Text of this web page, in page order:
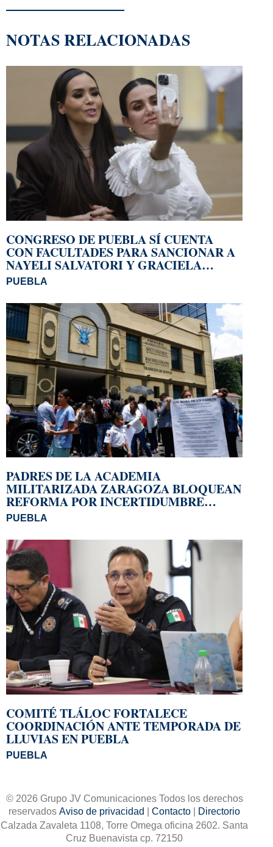
NOTAS RELACIONADAS
CONGRESO DE PUEBLA SÍ CUENTA
CON FACULTADES PARA SANCIONAR A
NAYELI SALVATORI Y GRACIELA
PALOMARES
PUEBLA
PADRES DE LA ACADEMIA
MILITARIZADA ZARAGOZA BLOQUEAN
REFORMA POR INCERTIDUMBRE
SOBRE EL PLANTEL
PUEBLA
COMITÉ TLÁLOC FORTALECE
COORDINACIÓN ANTE TEMPORADA DE
LLUVIAS EN PUEBLA
PUEBLA
© 2026 Grupo JV Comunicaciones Todos los derechos
reservados Aviso de privacidad Contacto
Directorio
Calzada Zavaleta 1108, Torre Omega oficina 2602. Santa
Cruz Buenavista cp. 72150